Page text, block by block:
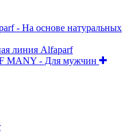
- На основе натуральных
линия Alfaparf
MANY - Для мужчин